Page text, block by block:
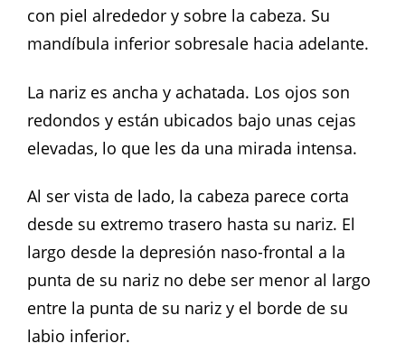
con piel alrededor y sobre la cabeza. Su
mandíbula inferior sobresale hacia adelante.
La nariz es ancha y achatada. Los ojos son
redondos y están ubicados bajo unas cejas
elevadas, lo que les da una mirada intensa.
Al ser vista de lado, la cabeza parece corta
desde su extremo trasero hasta su nariz. El
largo desde la depresión naso-frontal a la
punta de su nariz no debe ser menor al largo
entre la punta de su nariz y el borde de su
labio inferior.